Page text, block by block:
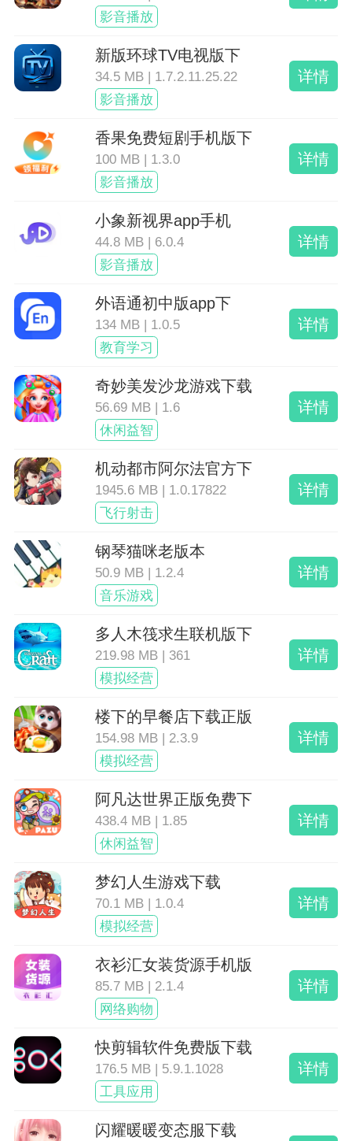
影音播放
新版环球TV电视版下
34.5 MB | 1.7.2.11.25.22 详情
影音播放
香果免费短剧手机版下
100 MB | 1.3.0 详情
影音播放
小象新视界app手机
44.8 MB | 6.0.4 详情
影音播放
外语通初中版app下
134 MB | 1.0.5 详情
教育学习
奇妙美发沙龙游戏下载
56.69 MB | 1.6 详情
休闲益智
机动都市阿尔法官方下
1945.6 MB | 1.0.17822 详情
飞行射击
钢琴猫咪老版本
50.9 MB | 1.2.4 详情
音乐游戏
多人木筏求生联机版下
219.98 MB | 361 详情
模拟经营
楼下的早餐店下载正版
154.98 MB | 2.3.9 详情
模拟经营
阿凡达世界正版免费下
438.4 MB | 1.85 详情
休闲益智
梦幻人生游戏下载
70.1 MB | 1.0.4 详情
模拟经营
衣衫汇女装货源手机版
85.7 MB | 2.1.4 详情
网络购物
快剪辑软件免费版下载
176.5 MB | 5.9.1.1028 详情
工具应用
闪耀暖暖变态服下载